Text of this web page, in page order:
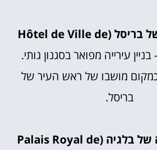
בית העירייה של בריסל (Hôtel de Ville de
בניין עירייה מפואר בסגנון גותי.
מושבו של ראש העיר של
בריסל.
ארמון המלוכה של בלגיה (Palais Royal de